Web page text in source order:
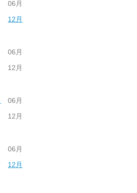
06月
12月
06月
12月
06月
12月
06月
12月